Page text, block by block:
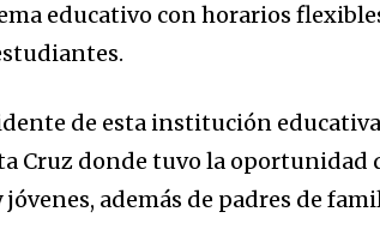
educativo con horarios
de esta institución
Cruz donde tuvo la oportunidad
además de padres de